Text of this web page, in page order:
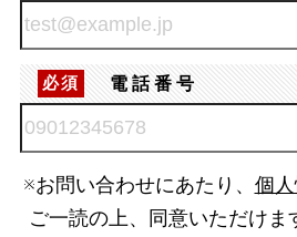
必須 電話番号
※お問い合わせにあたり、 個
ご一読の上、同意いただけま